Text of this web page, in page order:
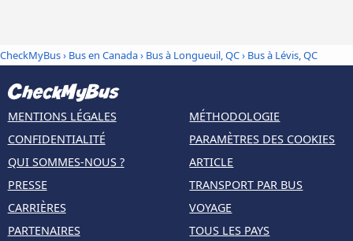
CheckMyBus› Bus en Canada› Bus à Longueuil, QC› Bus à Lévis, QC
MENTIONS LÉGALES
CONFIDENTIALITÉ
QUI SOMMES-NOUS ?
PRESSE
CARRIÈRES
PARTENAIRES
MÉTHODOLOGIE
PARAMÈTRES DES COOKIES
ARTICLE
TRANSPORT PAR BUS
VOYAGE
TOUS LES PAYS